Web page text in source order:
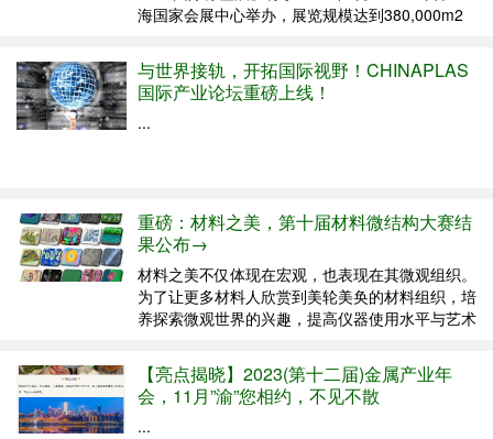
海国家会展中心举办，展览规模达到380,000m2
汇聚4,000+家来自世界各地的科技创新型供应
商，展示海量...
与世界接轨，开拓国际视野！CHINAPLAS
国际产业论坛重磅上线！
...
重磅：材料之美，第十届材料微结构大赛结
果公布→
材料之美不仅体现在宏观，也表现在其微观组织。
为了让更多材料人欣赏到美轮美奂的材料组织，培
养探索微观世界的兴趣，提高仪器使用水平与艺术
网继续举办第十届材料微结构大赛。 大赛历程：
征稿阶段(点击查看)共收来自国内外113家单位，
4...
【亮点揭晓】2023(第十二届)金属产业年
会，11月”渝”您相约，不见不散
...